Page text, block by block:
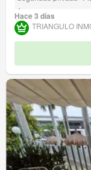
Acceso para
Hace 3 días
TRIANGULO